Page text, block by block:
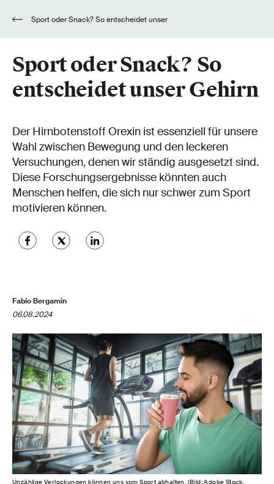
Sport oder Snack? So
entscheidet unser Gehirn
Der Hirnbotenstoff Orexin ist essenziell für unsere
Wahl zwischen Bewegung und den leckeren
Versuchungen, denen wir ständig ausgesetzt sind.
Diese Forschungsergebnisse könnten auch
Menschen helfen, die sich nur schwer zum Sport
motivieren können.
Fabio Bergamin
06.08.2024
Unzählige Verlockungen können uns vom Sport abhalten. (Bild: Adobe Stock,